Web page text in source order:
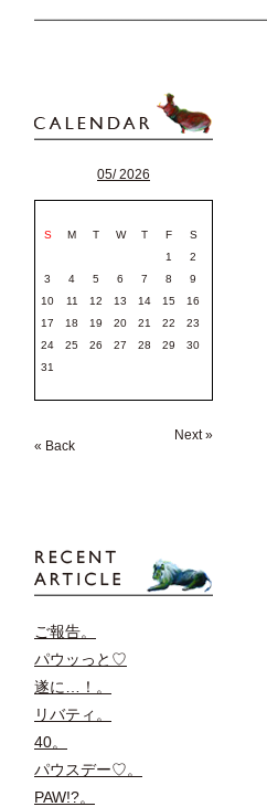
05/ 2026
S M T W T F
S
1
2
3
4 5 6 7 8
9
10
11 12 13 14 15
16
17
18 19 20 21 22
23
24
25 26 27 28 29
30
31
« Back
Next »
ご報告。
パウッっと♡
遂に…！。
リバティ。
40。
パウスデー♡。
PAW!?。